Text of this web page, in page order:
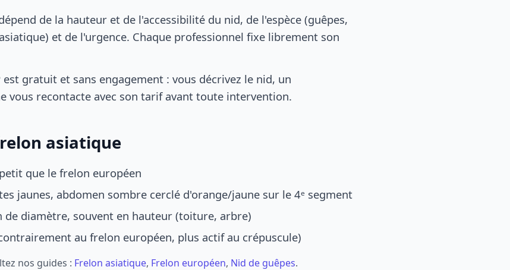
de la hauteur et de l'accessibilité du nid, de l'espèce (guêpes,
et de l'urgence. Chaque professionnel fixe librement son
est gratuit et sans engagement : vous décrivez le nid, un
vous recontacte avec son tarif avant toute intervention.
asiatique
que le frelon européen
jaunes, abdomen sombre cerclé d'orange/jaune sur le 4ᵉ segment
de diamètre, souvent en hauteur (toiture, arbre)
au frelon européen, plus actif au crépuscule)
nos guides : Frelon asiatique, Frelon européen, Nid de guêpes.